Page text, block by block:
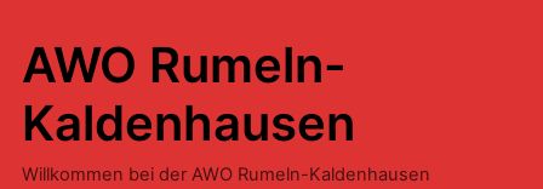
AWO Rumeln-
Kaldenhausen
Willkommen bei der AWO Rumeln-Kaldenhausen